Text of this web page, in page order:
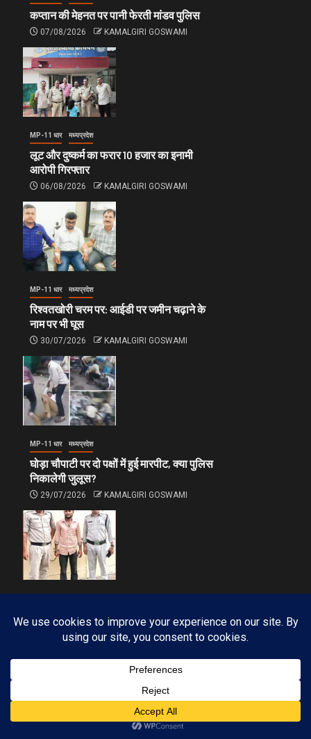
कप्तान की मेहनत पर पानी फेरती मांडव पुलिस
07/08/2026 KAMALGIRI GOSWAMI
MP-11 धार मध्यप्रदेश
लूट और दुष्कर्म का फरार 10 हजार का इनामी
आरोपी गिरफ्तार
06/08/2026 KAMALGIRI GOSWAMI
MP-11 धार मध्यप्रदेश
रिश्वतखोरी चरम पर: आईडी पर जमीन चढ़ाने के
नाम पर भी घूस
30/07/2026 KAMALGIRI GOSWAMI
MP-11 धार मध्यप्रदेश
घोड़ा चौपाटी पर दो पक्षों में हुई मारपीट, क्या पुलिस
निकालेगी जुलूस?
29/07/2026 KAMALGIRI GOSWAMI
पुलिस एक्शन मोड: दुष्कर्म एवं फोटो वायरल करने
वाला आरोपी 12 घन्टे में गिरफ्तार
FOLLOW OUR INSTAGRAM ACCOUNT